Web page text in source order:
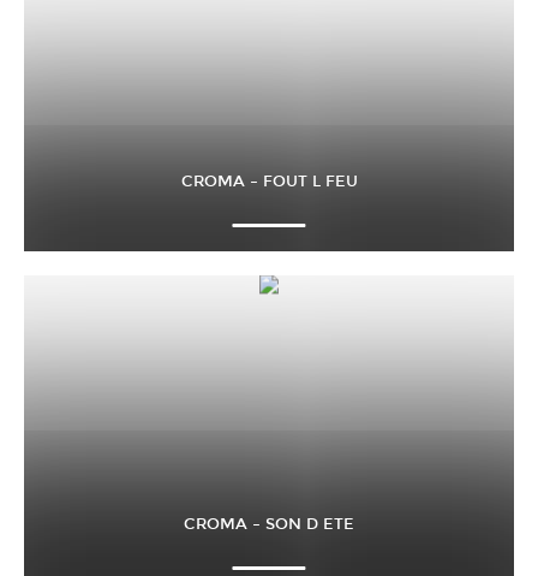
CROMA – FOUT L FEU
CROMA – SON D ETE